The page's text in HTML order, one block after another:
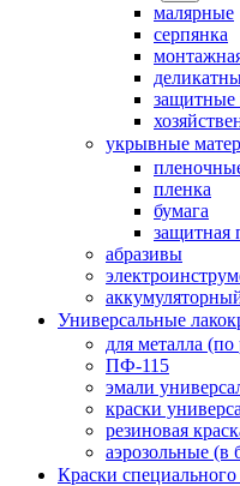
малярные
серпянка
защитные
укрывные
пленка
бумага
защитная
абразивы
Универсальные
для металла
ПФ-115
эмали
краски
резиновая
аэрозольные (в
Краски специального